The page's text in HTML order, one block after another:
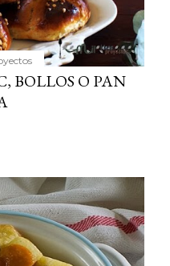
BOLLOS O PAN